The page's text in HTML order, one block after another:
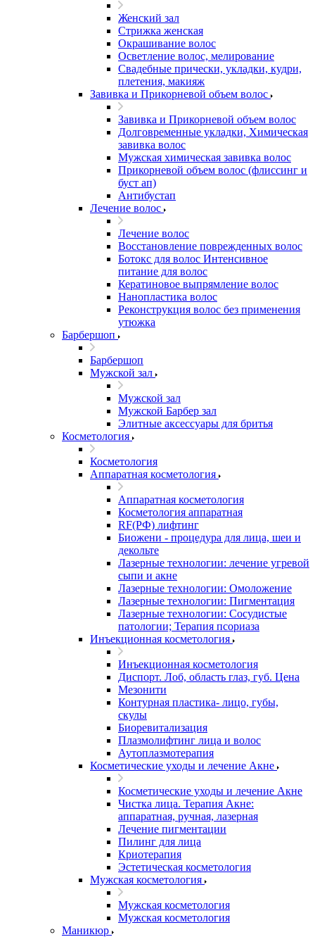
Женский зал
Стрижка женская
Окрашивание волос
Осветление волос, мелирование
Свадебные прически, укладки, кудри,
плетения, макияж
Завивка и Прикорневой объем волос
Завивка и Прикорневой объем волос
Долговременные укладки, Химическая
завивка волос
Мужская химическая завивка волос
Прикорневой объем волос (флиссинг и
буст ап)
Антибустап
Лечение волос
Лечение волос
Восстановление поврежденных волос
Бoтокс для волос Интенсивное
питание для волос
Кератиновое выпрямление волос
Нанопластика волос
Реконструкция волос без применения
утюжка
Барбершоп
Барбершоп
Мужской зал
Мужской зал
Мужской Барбер зал
Элитные аксессуары для бритья
Косметология
Косметология
Аппаратная косметология
Аппаратная косметология
Косметология аппаратная
RF(РФ) лифтинг
Биожени - процедура для лица, шеи и
декольте
Лазерные технологии: лечение угревой
сыпи и акне
Лазерные технологии: Омоложение
Лазерные технологии: Пигментация
Лазерные технологии: Сосудистые
патологии; Терапия псориаза
Инъекционная косметология
Инъекционная косметология
Диспорт. Лоб, область глаз, губ. Цена
Мезонити
Контурная пластика- лицо, губы,
скулы
Биоревитализация
Плазмолифтинг лица и волос
Аутоплазмотерапия
Косметические уходы и лечение Акне
Косметические уходы и лечение Акне
Чистка лица. Терапия Акне:
аппаратная, ручная, лазерная
Лечение пигментации
Пилинг для лица
Криотерапия
Эстетическая косметология
Мужская косметология
Мужская косметология
Мужская косметология
Маникюр